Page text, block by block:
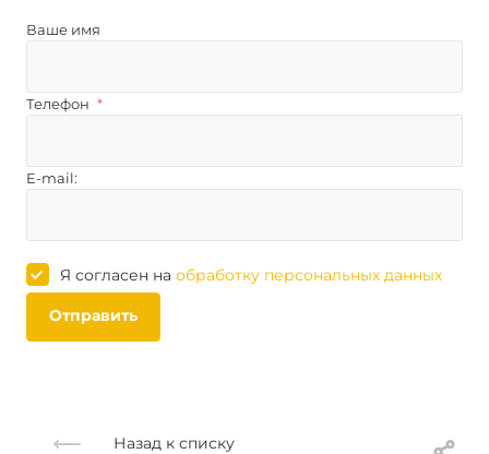
Ваше имя
Телефон *
E-mail:
Я согласен на обработку персональных данных
Отправить
Назад к списку